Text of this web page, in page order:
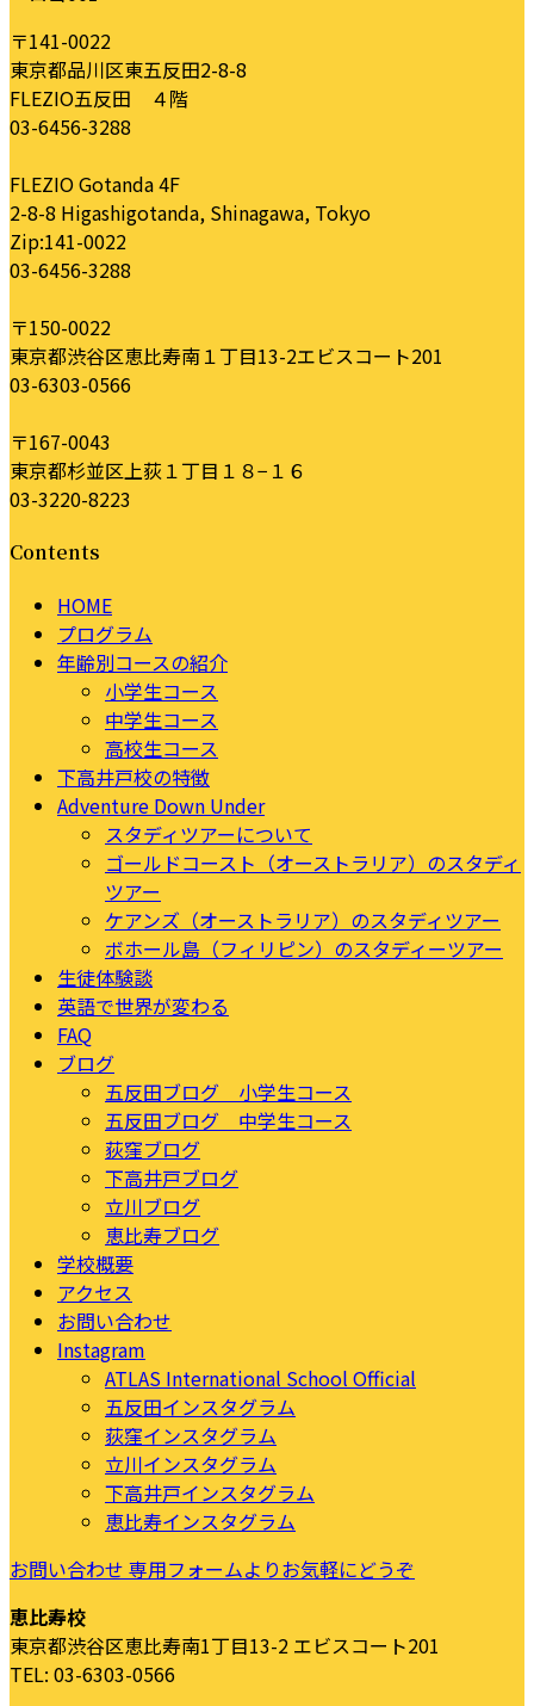
〒141-0022
東京都品川区東五反田2-8-8
FLEZIO五反田 ４階
03-6456-3288
FLEZIO Gotanda 4F
2-8-8 Higashigotanda, Shinagawa, Tokyo
Zip:141-0022
03-6456-3288
〒150-0022
東京都渋谷区恵比寿南１丁目13-2エビスコート201
03-6303-0566
〒167-0043
東京都杉並区上荻１丁目１８−１６
03-3220-8223
Contents
HOME
プログラム
年齢別コースの紹介
小学生コース
中学生コース
高校生コース
下高井戸校の特徴
Adventure Down Under
スタディツアーについて
ゴールドコースト（オーストラリア）のスタディ
ツアー
ケアンズ（オーストラリア）のスタディツアー
ボホール島（フィリピン）のスタディーツアー
生徒体験談
英語で世界が変わる
FAQ
ブログ
五反田ブログ 小学生コース
五反田ブログ 中学生コース
荻窪ブログ
下高井戸ブログ
立川ブログ
恵比寿ブログ
学校概要
アクセス
お問い合わせ
Instagram
ATLAS International School Official
五反田インスタグラム
荻窪インスタグラム
立川インスタグラム
下高井戸インスタグラム
恵比寿インスタグラム
お問い合わせ 専用フォームよりお気軽にどうぞ
恵比寿校
東京都渋谷区恵比寿南1丁目13-2 エビスコート201
TEL: 03-6303-0566